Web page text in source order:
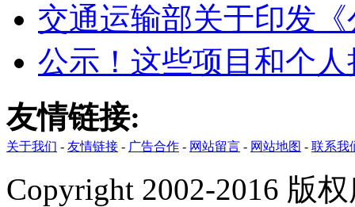
交通运输部关于印发
公示！这些项目和个
友情链接:
关于我们 - 友情链接 - 广告合作 - 网站留言 - 网站地图 - 联系我
Copyright 2002-2016 版